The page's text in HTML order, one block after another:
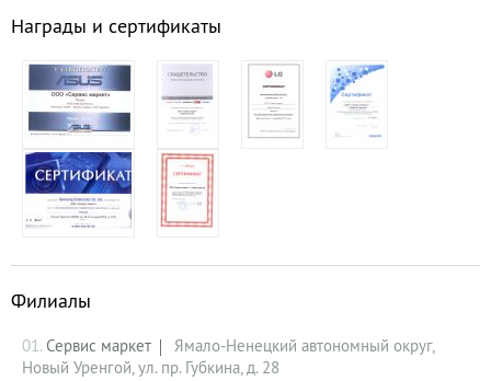
Награды и сертификаты
Филиалы
01. Сервис маркет
Ямало-Ненецкий автономный округ,
Новый Уренгой, ул. пр. Губкина, д. 28